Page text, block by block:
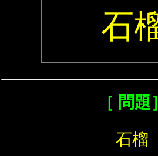
石
［ 問題］
石榴